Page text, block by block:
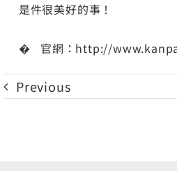
是件很美好的事！
� 官網： http://
Previous